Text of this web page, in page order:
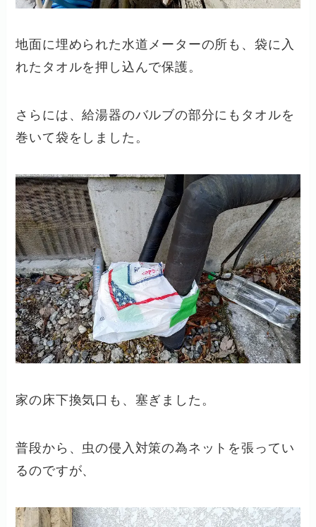
地面に埋められた水道メーターの所も、袋に入
れたタオルを押し込んで保護。
さらには、給湯器のバルブの部分にもタオルを
巻いて袋をしました。
家の床下換気口も、塞ぎました。
普段から、虫の侵入対策の為ネットを張ってい
るのですが、